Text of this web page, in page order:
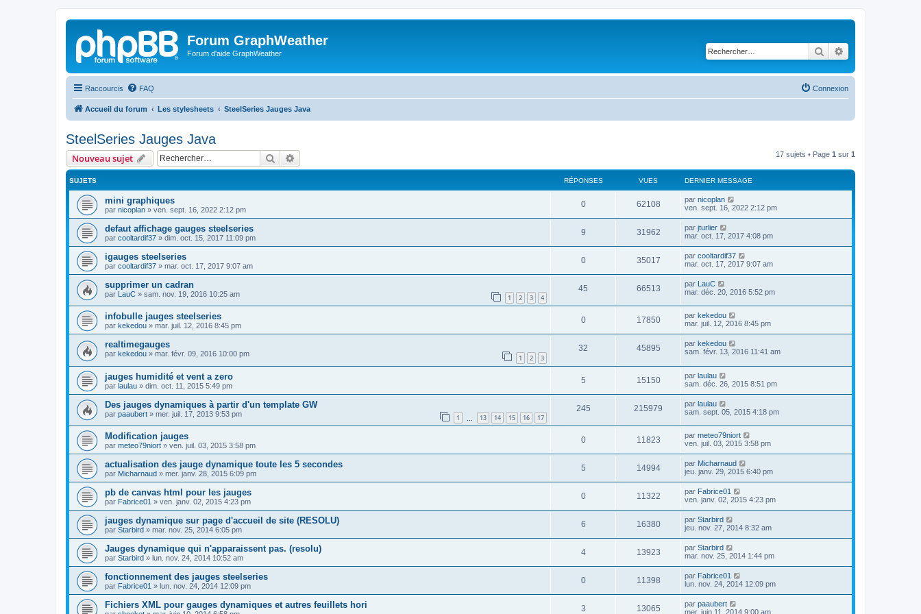
Forum GraphWeather
Forum d'aide GraphWeather Rechercher
Raccourcis FAQ Connexion
Accueil du forum Les stylesheets SteelSeries Jauges Java
SteelSeries Jauges Java
Nouveau sujet Rechercher 17 sujets • Page 1 sur 1
SUJETS RÉPONSES VUES DERNIER MESSAGE
mini graphiques
par nicoplan » ven. sept. 16, 2022 2:12 pm
0 62108 par nicoplan
ven. sept. 16, 2022 2:12 pm
defaut affichage gauges steelseries
par cooltardif37 » dim. oct. 15, 2017 11:09 pm
9 31962 par jturlier
mar. oct. 17, 2017 4:08 pm
igauges steelseries
par cooltardif37 » mar. oct. 17, 2017 9:07 am
0 35017 par cooltardif37
mar. oct. 17, 2017 9:07 am
supprimer un cadran
par LauC » sam. nov. 19, 2016 10:25 am 1 2 3 4
45 66513 par LauC
mar. déc. 20, 2016 5:52 pm
infobulle jauges steelseries
par kekedou » mar. juil. 12, 2016 8:45 pm
0 17850 par kekedou
mar. juil. 12, 2016 8:45 pm
realtimegauges
par kekedou » mar. févr. 09, 2016 10:00 pm 1 2 3
32 45895 par kekedou
sam. févr. 13, 2016 11:41 am
jauges humidité et vent a zero
par laulau » dim. oct. 11, 2015 5:49 pm
5 15150 par laulau
sam. déc. 26, 2015 8:51 pm
Des jauges dynamiques à partir d'un template GW
par paaubert » mer. juil. 17, 2013 9:53 pm 1 13 14 15 16 17
245 215979 par laulau
sam. sept. 05, 2015 4:18 pm
Modification jauges
par meteo79niort » ven. juil. 03, 2015 3:58 pm
0 11823 par meteo79niort
ven. juil. 03, 2015 3:58 pm
actualisation des jauge dynamique toute les 5 secondes
par Micharnaud » mer. janv. 28, 2015 6:09 pm
5 14994 par Micharnaud
jeu. janv. 29, 2015 6:40 pm
pb de canvas html pour les jauges
par Fabrice01 » ven. janv. 02, 2015 4:23 pm
0 11322 par Fabrice01
ven. janv. 02, 2015 4:23 pm
jauges dynamique sur page d'accueil de site (RESOLU)
par Starbird » mar. nov. 25, 2014 6:05 pm
6 16380 par Starbird
jeu. nov. 27, 2014 8:32 am
Jauges dynamique qui n'apparaissent pas. (resolu)
par Starbird » lun. nov. 24, 2014 10:52 am
4 13923 par Starbird
mar. nov. 25, 2014 1:44 pm
fonctionnement des jauges steelseries
par Fabrice01 » lun. nov. 24, 2014 12:09 pm
0 11398 par Fabrice01
lun. nov. 24, 2014 12:09 pm
Fichiers XML pour gauges dynamiques et autres feuillets hori 3 13065 par paaubert
mer. juin 11, 2014 9:00 am